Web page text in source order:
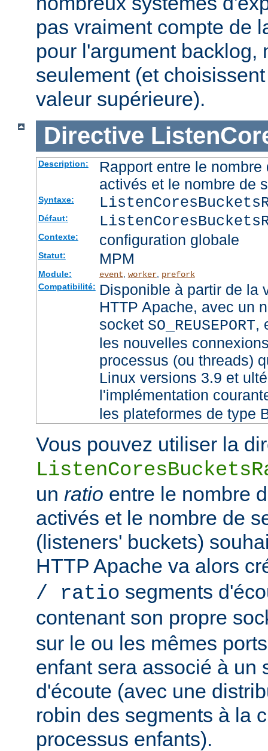
pas vraiment compte de
pour l'argument backlog,
seulement (et
valeur supérieure).
Directive
Description:
Rapport entre le
activés et le nombre de
Syntaxe:
Défaut:
Contexte: configuration globale
Statut: MPM
Module: event worker, prefork
Compatibilité: Disponible à partir de la
HTTP Apache, avec un
socket SO_REUSEPORT,
les nouvelles
processus (ou threads)
Linux versions 3.9 et
l'implémentation
les plateformes de type
Vous pouvez utiliser la
un ratio entre le nombre
activés et le nombre de
(listeners' buckets)
HTTP Apache va alors
/ ratio segments
contenant son propre
sur le ou les mêmes
enfant sera associé à un
d'écoute (avec une
robin des segments à la
processus enfants).